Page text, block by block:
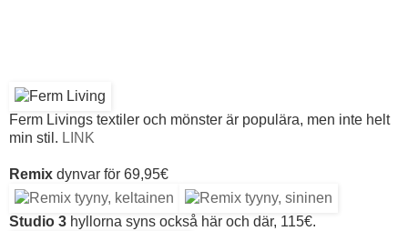
Ferm Livings textiler och mönster är populära, men inte helt
min stil. LINK
Remix dynvar för 69,95€
Studio 3 hyllorna syns också här och där, 115€.